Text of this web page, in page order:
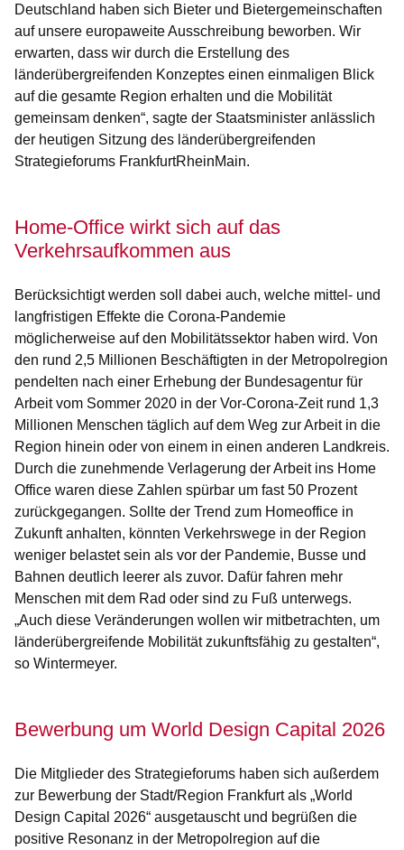
Deutschland haben sich Bieter und Bietergemeinschaften
auf unsere europaweite Ausschreibung beworben. Wir
erwarten, dass wir durch die Erstellung des
länderübergreifenden Konzeptes einen einmaligen Blick
auf die gesamte Region erhalten und die Mobilität
gemeinsam denken“, sagte der Staatsminister anlässlich
der heutigen Sitzung des länderübergreifenden
Strategieforums FrankfurtRheinMain.
Home-Office wirkt sich auf das
Verkehrsaufkommen aus
Berücksichtigt werden soll dabei auch, welche mittel- und
langfristigen Effekte die Corona-Pandemie
möglicherweise auf den Mobilitätssektor haben wird. Von
den rund 2,5 Millionen Beschäftigten in der Metropolregion
pendelten nach einer Erhebung der Bundesagentur für
Arbeit vom Sommer 2020 in der Vor-Corona-Zeit rund 1,3
Millionen Menschen täglich auf dem Weg zur Arbeit in die
Region hinein oder von einem in einen anderen Landkreis.
Durch die zunehmende Verlagerung der Arbeit ins Home
Office waren diese Zahlen spürbar um fast 50 Prozent
zurückgegangen. Sollte der Trend zum Homeoffice in
Zukunft anhalten, könnten Verkehrswege in der Region
weniger belastet sein als vor der Pandemie, Busse und
Bahnen deutlich leerer als zuvor. Dafür fahren mehr
Menschen mit dem Rad oder sind zu Fuß unterwegs.
„Auch diese Veränderungen wollen wir mitbetrachten, um
länderübergreifende Mobilität zukunftsfähig zu gestalten“,
so Wintermeyer.
Bewerbung um World Design Capital 2026
Die Mitglieder des Strategieforums haben sich außerdem
zur Bewerbung der Stadt/Region Frankfurt als „World
Design Capital 2026“ ausgetauscht und begrüßen die
positive Resonanz in der Metropolregion auf die